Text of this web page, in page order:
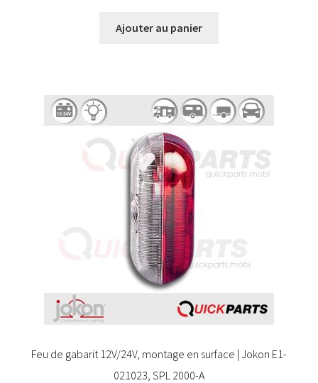
Ajouter au panier
Feu de gabarit 12V/24V, montage en surface | Jokon E1-
021023, SPL 2000-A